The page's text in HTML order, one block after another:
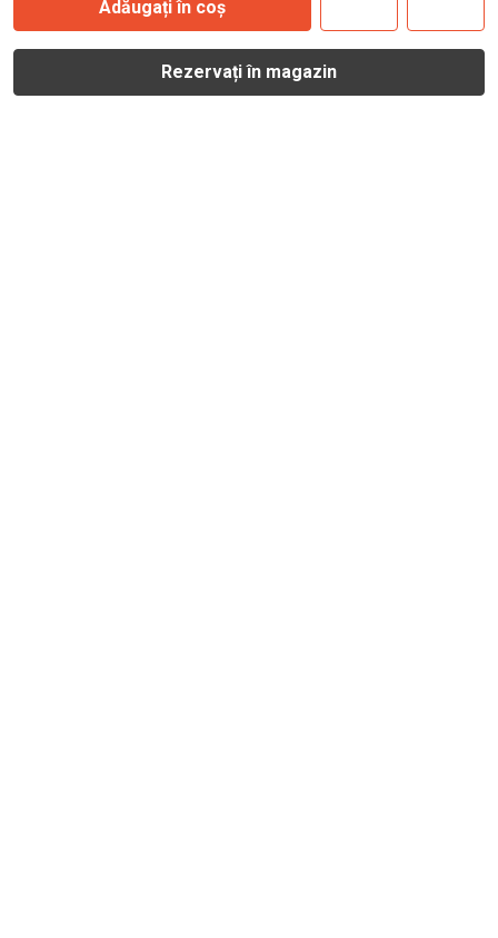
Adăugați în coș
Rezervați în magazin